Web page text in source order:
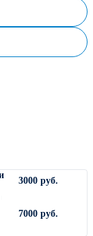
3000 руб.
7000 руб.